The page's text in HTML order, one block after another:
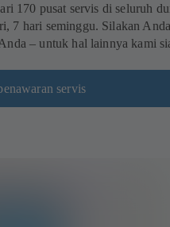
170 pusat servis di seluruh
7 hari seminggu. Silakan
– untuk hal lainnya kami
servis